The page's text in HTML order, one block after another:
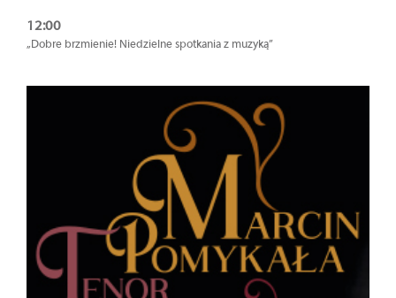
12:00
„Dobre brzmienie! Niedzielne spotkania z muzyką”